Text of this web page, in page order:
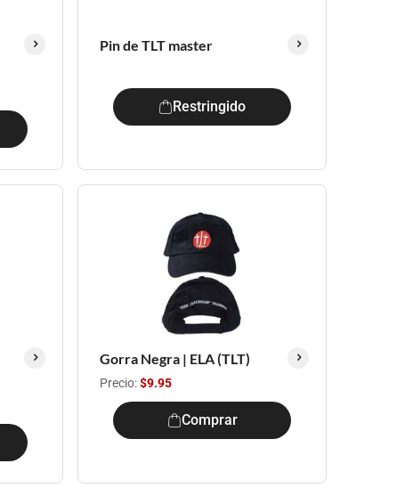
Pin de TLT master
Restringido
Gorra Negra | ELA (TLT)
Precio:$9.95
Comprar